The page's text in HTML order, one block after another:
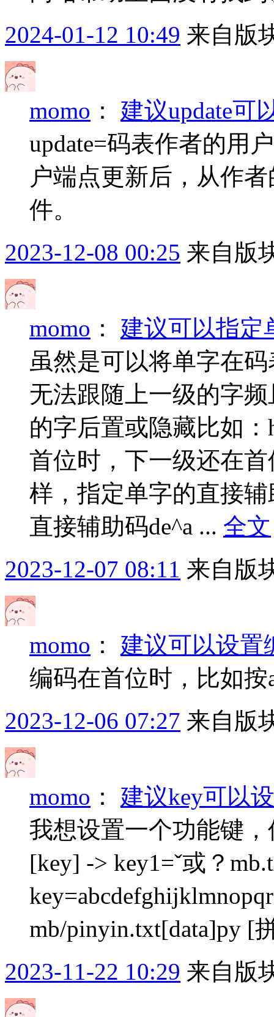
2024-01-12 10:49 来自版
momo ： 建议update可
update=码表作者的用
户端点更新后，从作
件。
2023-12-08 00:25 来自版
momo ： 建议可以指定
虽然是可以将单字在
无法跟随上一级的字
的字后置或隐藏比如：
首位时，下一级还在
样，指定单字的直接
直接辅助码de^a ... 全文
2023-12-07 08:11 来自版
momo ： 建议可以设置
编码在首位时，比如按
2023-12-06 07:27 来自版
momo ： 建议key可以
我想设置一个功能键
[key] -> key1=ˇ或？
mb/pinyin.txt[data]py [
2023-11-22 10:29 来自版